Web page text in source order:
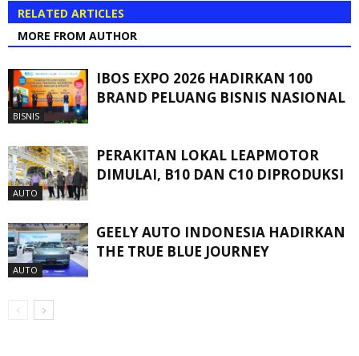
RELATED ARTICLES
MORE FROM AUTHOR
BISNIS
IBOS EXPO 2026 HADIRKAN 100
BRAND PELUANG BISNIS NASIONAL
AUTO
PERAKITAN LOKAL LEAPMOTOR
DIMULAI, B10 DAN C10 DIPRODUKSI
AUTO
GEELY AUTO INDONESIA HADIRKAN
THE TRUE BLUE JOURNEY